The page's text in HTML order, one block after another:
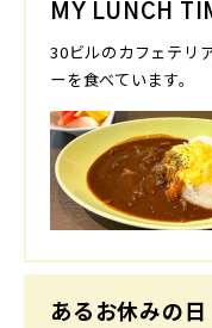
MY LUNCH
30ビルのカフェテリ
ーを食べています。
あるお休みの日